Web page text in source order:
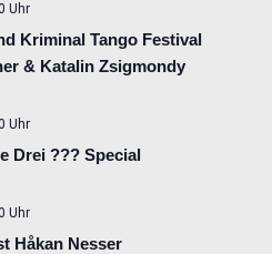
Kriminal Tango Festival
& Katalin Zsigmondy
Uhr
Drei ??? Special
Uhr
Håkan Nesser
Uhr